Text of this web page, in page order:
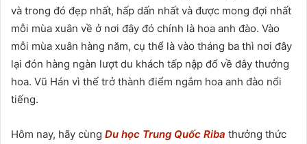
và trong đó đẹp nhất, hấp dấn nhất và được mong đợi nhất
mỗi mùa xuân về ở nơi đây đó chính là hoa anh đào. Vào
mỗi mùa xuân hàng năm, cụ thể là vào tháng ba thì nơi đây
lại đón hàng ngàn lượt du khách tấp nập đổ về đây thưởng
hoa. Vũ Hán vì thế trở thành điểm ngắm hoa anh đào nổi
tiếng.
Hôm nay, hãy cùng Du học Trung Quốc Riba thưởng thức